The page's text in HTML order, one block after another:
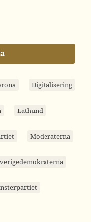
Digitalisering
Lathund
Moderaterna